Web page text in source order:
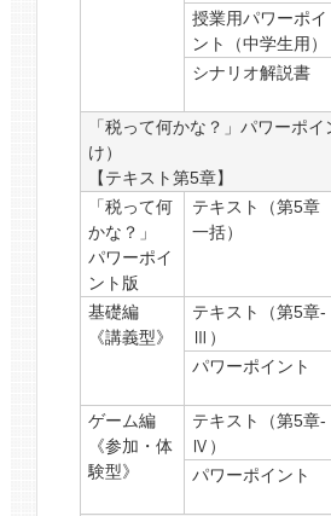
授業用パワーポイ
ント（中学生用）
シナリオ解説書
「税って何かな？」パワーポ
け）
【テキスト第5章】
「税って何
かな？」
パワーポイ
ント版
テキスト（第5章
一括）
基礎編
《講義型》
テキスト（第5章-
Ⅲ）
パワーポイント
ゲーム編
《参加・体
験型》
テキスト（第5章-
Ⅳ）
パワーポイント